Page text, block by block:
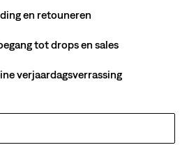
en retouneren
tot drops en sales
verjaardagsverrassing